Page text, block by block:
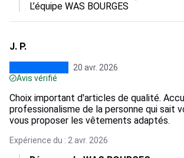
L’équipe WAS BOURGES
J. P.
20 avr. 2026
Avis vérifié
Choix important d'articles de qualité.
professionalisme de la personne qui sait
vous proposer les vêtements adaptés.
Expérience du : 2 avr. 2026